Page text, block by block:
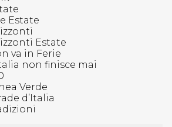
Estate
Estate
va in Ferie
non finisce mai
Verde
d’Italia